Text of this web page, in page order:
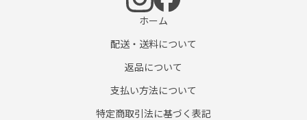
ホーム
配送・送料について
返品について
支払い方法について
特定商取引法に基づく表記